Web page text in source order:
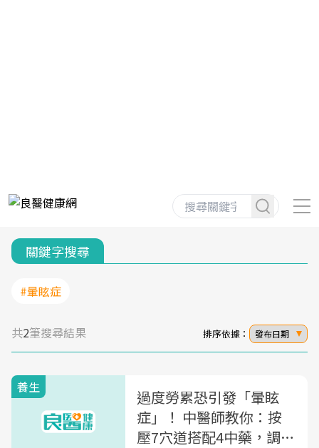
關鍵字搜尋
#暈眩症
共2筆搜尋結果 排序依據： 發布日期
養生
過度勞累恐引發「暈眩
症」！ 中醫師教你：按
壓7穴道搭配4中藥，調理